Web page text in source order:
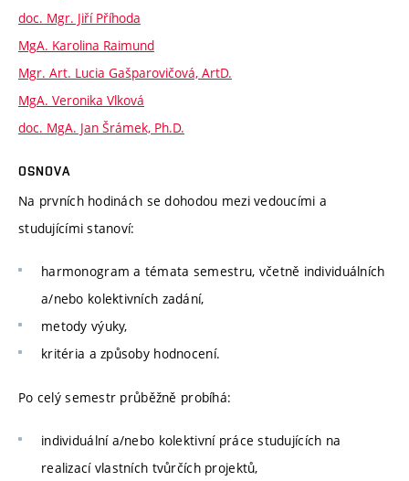
doc. Mgr. Jiří Příhoda
MgA. Karolina Raimund
Mgr. Art. Lucia Gašparovičová, ArtD.
MgA. Veronika Vlková
doc. MgA. Jan Šrámek, Ph.D.
OSNOVA
Na prvních hodinách se dohodou mezi vedoucími a
studujícími stanoví:
harmonogram a témata semestru, včetně individuálních
a/nebo kolektivních zadání,
metody výuky,
kritéria a způsoby hodnocení.
Po celý semestr průběžně probíhá:
individuální a/nebo kolektivní práce studujících na
realizací vlastních tvůrčích projektů,